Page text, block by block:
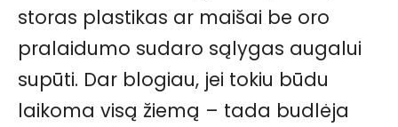
storas plastikas ar maišai be oro
pralaidumo sudaro sąlygas augalui
supūti. Dar blogiau, jei tokiu būdu
laikoma visą žiemą – tada budlėja